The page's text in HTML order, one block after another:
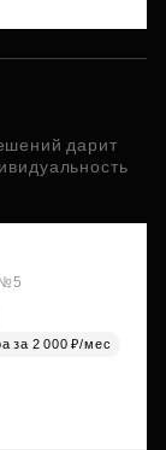
дарит
за 2 000 ₽/мес